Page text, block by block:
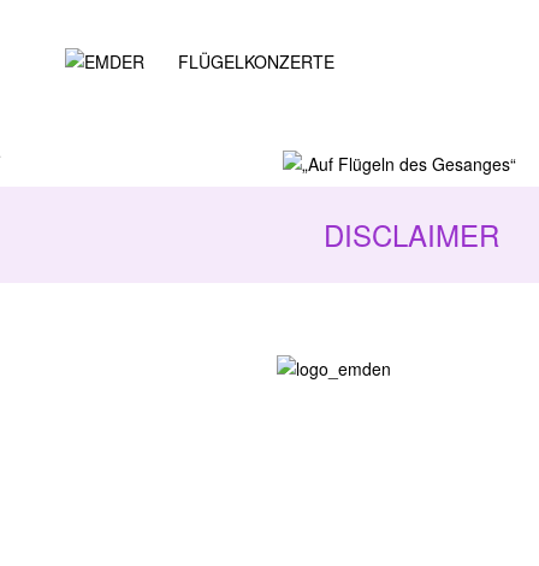
„Auf Flügeln des Gesanges“
EMDER
DISCLAIMER